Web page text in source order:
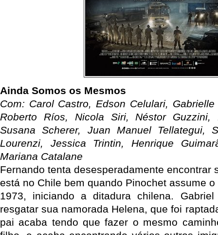
Ainda Somos os Mesmos
Com: Carol Castro, Edson Celulari,
Roberto Ríos, Nicola Siri, Néstor Guzzini,
Susana Scherer, Juan Manuel Tellategui,
Lourenzi, Jessica Trintin, Henrique
Mariana Catalane
Fernando tenta desesperadamente encontrar
está no Chile bem quando Pinochet assume
1973, iniciando a ditadura chilena.
resgatar sua namorada Helena, que foi
pai acaba tendo que fazer o mesmo